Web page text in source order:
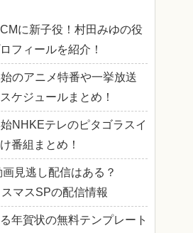
に新子役！村田みゆの役
フィールを紹介！
のアニメ特番や一挙放送
ケジュールまとめ！
NHKEテレのピタゴラスイ
番組まとめ！
見逃し配信はある？
マスSPの配信情報
年賀状の無料テンプレート